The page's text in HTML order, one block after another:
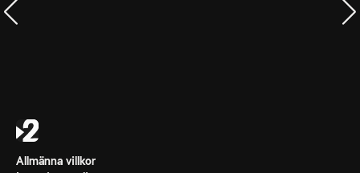
Allmänna villkor